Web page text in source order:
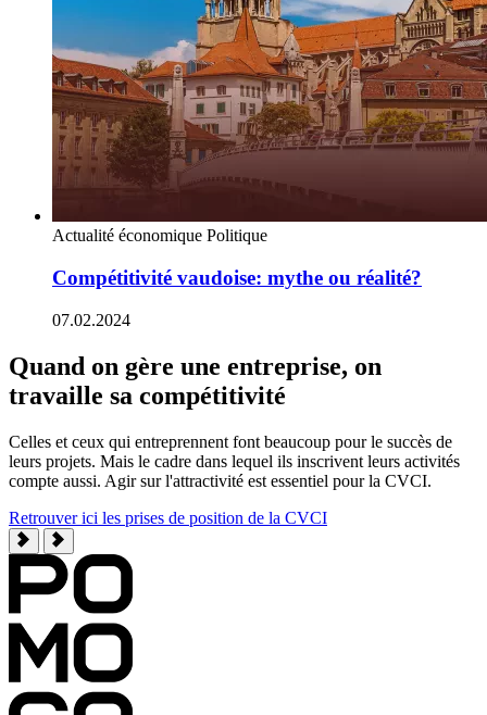
Actualité économique Politique
Compétitivité vaudoise: mythe ou réalité?
07.02.2024
Quand on gère une entreprise, on
travaille sa compétitivité
Celles et ceux qui entreprennent font beaucoup pour le succès de
leurs projets. Mais le cadre dans lequel ils inscrivent leurs activités
compte aussi. Agir sur l'attractivité est essentiel pour la CVCI.
Retrouver ici les prises de position de la CVCI